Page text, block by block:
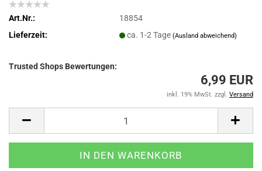
Art.Nr.:
18854
Lieferzeit:
ca. 1-2 Tage(Ausland abweichend)
Trusted Shops Bewertungen:
6,99 EUR
inkl. 19% MwSt. zzgl. Versand